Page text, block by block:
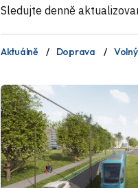
Sledujte denně
Aktuálně Doprava